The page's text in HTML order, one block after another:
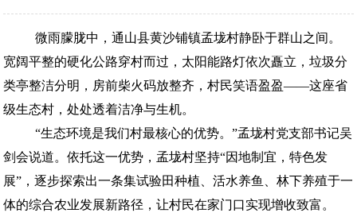
微雨朦胧中，通山县黄沙铺镇孟垅村静卧于群山之间。
宽阔平整的硬化公路穿村而过，太阳能路灯依次矗立，垃圾分
类亭整洁分明，房前柴火码放整齐，村民笑语盈盈——这座省
级生态村，处处透着洁净与生机。
“生态环境是我们村最核心的优势。”孟垅村党支部书记吴
剑会说道。依托这一优势，孟垅村坚持“因地制宜，特色发
展”，逐步探索出一条集试验田种植、活水养鱼、林下养殖于一
体的综合农业发展新路径，让村民在家门口实现增收致富。